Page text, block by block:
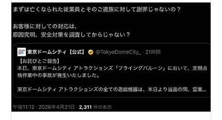
トはなかった インスタは投稿なし 責任重大